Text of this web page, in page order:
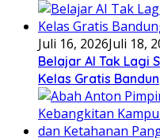
Juli 16, 2026Juli 18,
Belajar AI Tak Lagi
Kelas Gratis